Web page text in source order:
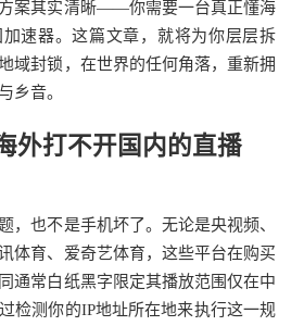
案其实清晰——你需要一台真正懂海
速器。这篇文章，就将为你层层拆
域封锁，在世界的任何角落，重新拥
乡音。
外打不开国内的直播
，也不是手机坏了。无论是央视频、
体育、爱奇艺体育，这些平台在购买
通常白纸黑字限定其播放范围仅在中
检测你的IP地址所在地来执行这一规